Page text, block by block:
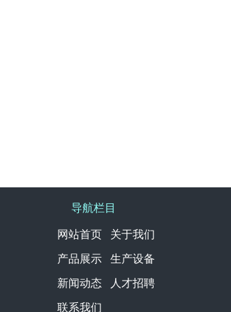
导航栏目
网站首页 关于我们
产品展示 生产设备
新闻动态 人才招聘
联系我们